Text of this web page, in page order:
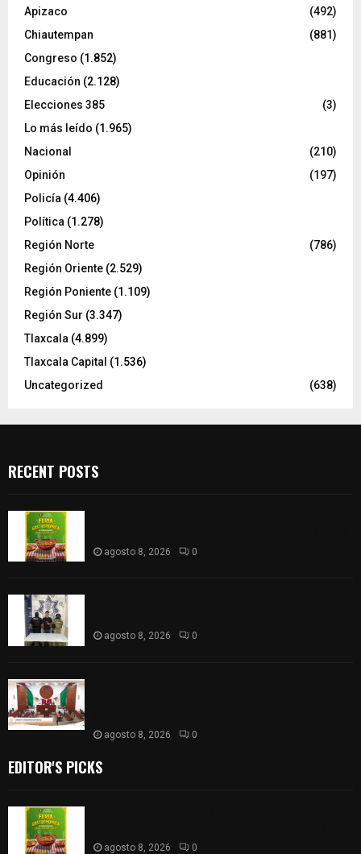
Apizaco
(492)
Chiautempan
(881)
Congreso (1.852)
Educación (2.128)
Elecciones 385
(3)
Lo más leído (1.965)
Nacional
(210)
Opinión
(197)
Policía (4.406)
Política (1.278)
Región Norte
(786)
Región Oriente (2.529)
Región Poniente (1.109)
Región Sur (3.347)
Tlaxcala (4.899)
Tlaxcala Capital (1.536)
Uncategorized
(638)
RECENT POSTS
agosto 8, 2026 0
agosto 8, 2026 0
agosto 8, 2026 0
EDITOR'S PICKS
agosto 8, 2026 0